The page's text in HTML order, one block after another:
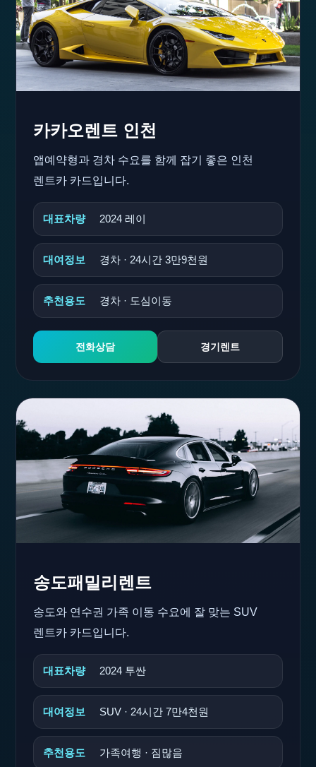
카카오렌트 인천
앱예약형과 경차 수요를 함께 잡기 좋은 인천
렌트카 카드입니다.
대표차량 2024 레이
대여정보 경차 · 24시간 3만9천원
추천용도 경차 · 도심이동
전화상담 경기렌트
송도패밀리렌트
송도와 연수권 가족 이동 수요에 잘 맞는 SUV
렌트카 카드입니다.
대표차량 2024 투싼
대여정보 SUV · 24시간 7만4천원
추천용도 가족여행 · 짐많음